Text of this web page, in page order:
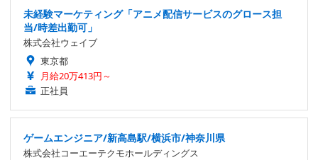
未経験マーケティング「アニメ配信サービスのグロース担
当/時差出勤可」
株式会社ウェイブ
東京都
月給20万413円～
正社員
ゲームエンジニア/新高島駅/横浜市/神奈川県
株式会社コーエーテクモホールディングス